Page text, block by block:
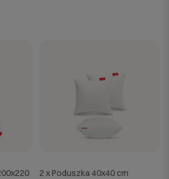
2 x Poduszka 40x40 cm